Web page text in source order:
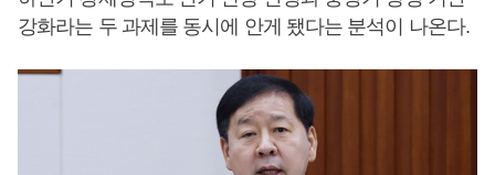
강화라는 두 과제를 동시에 안게 됐다는 분석이 나온다.